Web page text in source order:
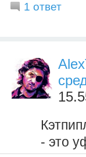
1 ответ
- это